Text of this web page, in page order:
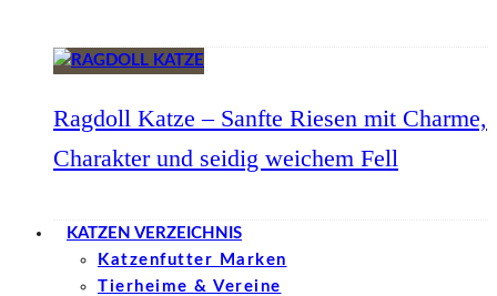
Ragdoll Katze – Sanfte Riesen mit Charme,
Charakter und seidig weichem Fell
KATZEN VERZEICHNIS
Katzenfutter Marken
Tierheime & Vereine